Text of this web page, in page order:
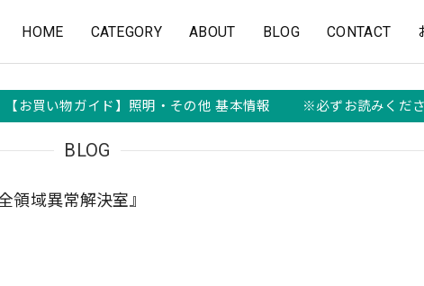
HOME CATEGORY ABOUT BLOG CONTACT
【お買い物ガイド】照明・その他 基本情報 ※必ずお読みくだ
BLOG
領域異常解決室』